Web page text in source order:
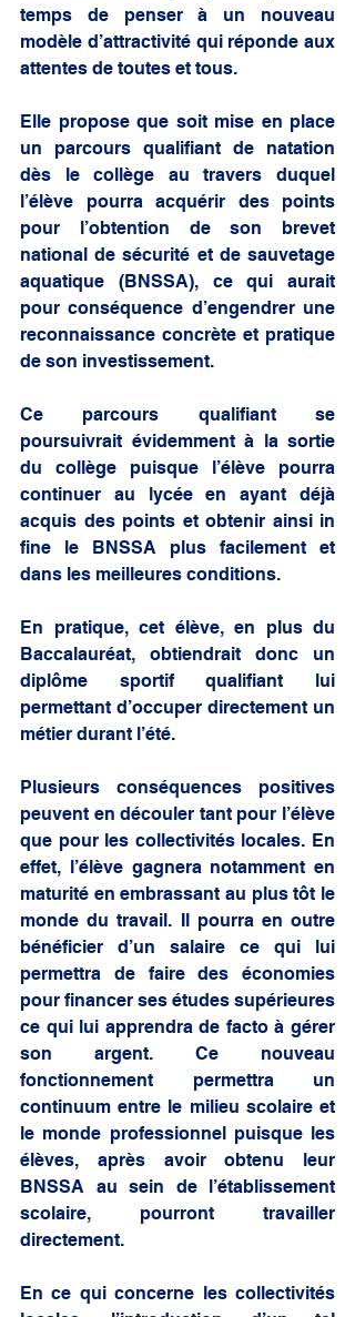
temps de penser à un nouveau
modèle d’attractivité qui réponde aux
attentes de toutes et tous.
Elle propose que soit mise en place
un parcours qualifiant de natation
dès le collège au travers duquel
l’élève pourra acquérir des points
pour l’obtention de son brevet
national de sécurité et de sauvetage
aquatique (BNSSA), ce qui aurait
pour conséquence d’engendrer une
reconnaissance concrète et pratique
de son investissement.
Ce parcours qualifiant se
poursuivrait évidemment à la sortie
du collège puisque l’élève pourra
continuer au lycée en ayant déjà
acquis des points et obtenir ainsi in
fine le BNSSA plus facilement et
dans les meilleures conditions.
En pratique, cet élève, en plus du
Baccalauréat, obtiendrait donc un
diplôme sportif qualifiant lui
permettant d’occuper directement un
métier durant l’été.
Plusieurs conséquences positives
peuvent en découler tant pour l’élève
que pour les collectivités locales. En
effet, l’élève gagnera notamment en
maturité en embrassant au plus tôt le
monde du travail. Il pourra en outre
bénéficier d’un salaire ce qui lui
permettra de faire des économies
pour financer ses études supérieures
ce qui lui apprendra de facto à gérer
son argent. Ce nouveau
fonctionnement permettra un
continuum entre le milieu scolaire et
le monde professionnel puisque les
élèves, après avoir obtenu leur
BNSSA au sein de l’établissement
scolaire, pourront travailler
directement.
En ce qui concerne les collectivités